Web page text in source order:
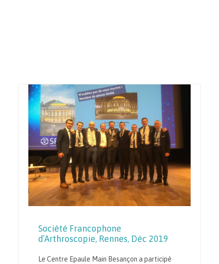
Société Francophone
d’Arthroscopie, Rennes, Déc 2019
Le Centre Epaule Main Besançon a participé